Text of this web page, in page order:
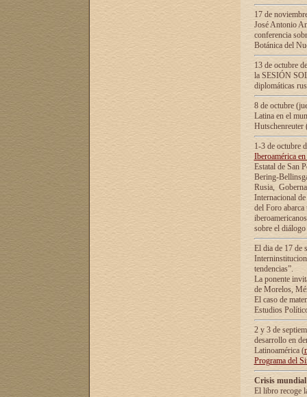
17 de
José Antonio
conferencia
Botánica del
13 de octubre
la SESIÓN
diplomáticas
8 de octubre
Latina en el
1-3 de octubre
Iberoamérica
Estatal de San
Bering-
Rusia,
Internacional
del Foro
sobre el
El dia de 17 de
tendencias”.
La ponente
de Morelos,
El caso de
Estudios
2 y 3 de
desarrollo en
Latinoamérica (
Programa del
Crisis
El libro recoge